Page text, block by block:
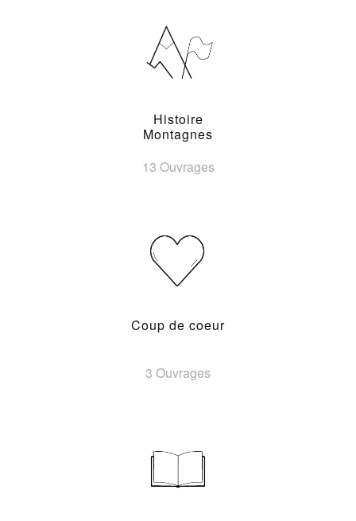
Histoire
Montagnes
13 Ouvrages
Coup de coeur
3 Ouvrages